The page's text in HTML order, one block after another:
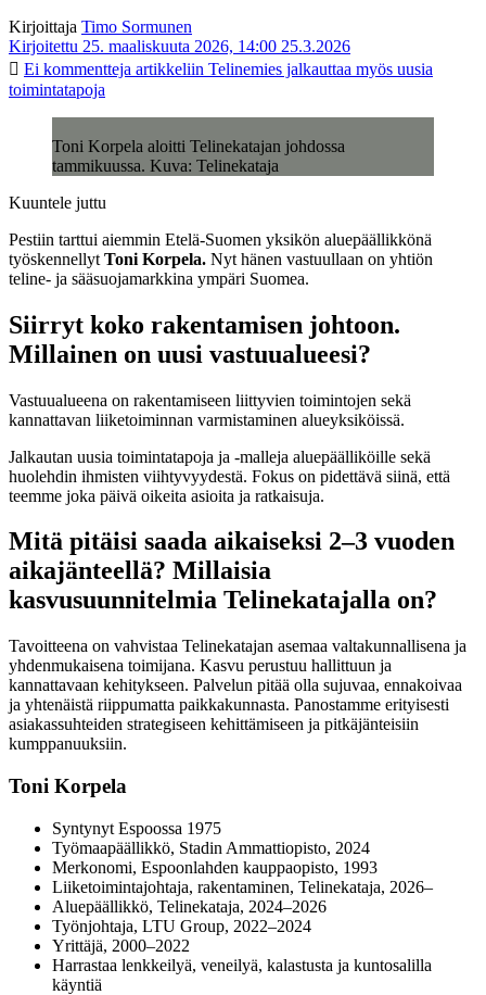
Kirjoittaja Timo Sormunen
Kirjoitettu 25. maaliskuuta 2026, 14:00 25.3.2026
Ei kommentteja artikkeliin Telinemies jalkauttaa myös uusia
toimintatapoja
Toni Korpela aloitti Telinekatajan johdossa
tammikuussa. Kuva: Telinekataja
Kuuntele juttu
Pestiin tarttui aiemmin Etelä-Suomen yksikön aluepäällikkönä
työskennellyt Toni Korpela. Nyt hänen vastuullaan on yhtiön
teline- ja sääsuojamarkkina ympäri Suomea.
Siirryt koko rakentamisen johtoon.
Millainen on uusi vastuualueesi?
Vastuualueena on rakentamiseen liittyvien toimintojen sekä
kannattavan liiketoiminnan varmistaminen alueyksiköissä.
Jalkautan uusia toimintatapoja ja -malleja aluepäälliköille sekä
huolehdin ihmisten viihtyvyydestä. Fokus on pidettävä siinä, että
teemme joka päivä oikeita asioita ja ratkaisuja.
Mitä pitäisi saada aikaiseksi 2–3 vuoden
aikajänteellä? Millaisia
kasvusuunnitelmia Telinekatajalla on?
Tavoitteena on vahvistaa Telinekatajan asemaa valtakunnallisena ja
yhdenmukaisena toimijana. Kasvu perustuu hallittuun ja
kannattavaan kehitykseen. Palvelun pitää olla sujuvaa, ennakoivaa
ja yhtenäistä riippumatta paikkakunnasta. Panostamme erityisesti
asiakassuhteiden strategiseen kehittämiseen ja pitkäjänteisiin
kumppanuuksiin.
Toni Korpela
Syntynyt Espoossa 1975
Työmaapäällikkö, Stadin Ammattiopisto, 2024
Merkonomi, Espoonlahden kauppaopisto, 1993
Liiketoimintajohtaja, rakentaminen, Telinekataja, 2026–
Aluepäällikkö, Telinekataja, 2024–2026
Työnjohtaja, LTU Group, 2022–2024
Yrittäjä, 2000–2022
Harrastaa lenkkeilyä, veneilyä, kalastusta ja kuntosalilla
käyntiä